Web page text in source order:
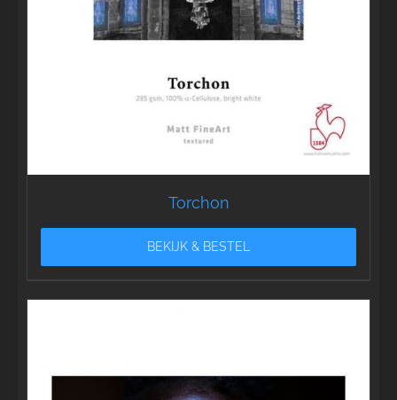
Torchon
BEKIJK & BESTEL